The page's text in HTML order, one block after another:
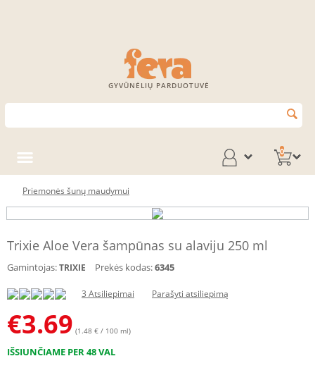
GYVŪNĖLIŲ PARDUOTUVĖ
0
Priemonės šunų maudymui
Trixie Aloe Vera šampūnas su alaviju 250 ml
Gamintojas:TRIXIE Prekės kodas:6345
3 Atsiliepimai Parašyti atsiliepimą
€3.69 (1.48 € / 100 ml)
IŠSIUNČIAME PER 48 VAL